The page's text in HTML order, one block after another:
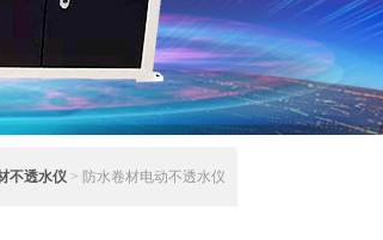
不透水仪 > 防水卷材电动不透水仪